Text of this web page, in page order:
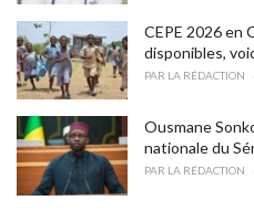
CEPE 2026 en
disponibles,
PAR LA RÉDACTION
Ousmane
nationale du
PAR LA RÉDACTION